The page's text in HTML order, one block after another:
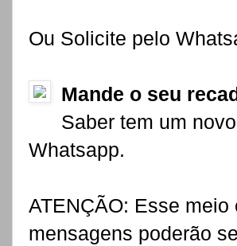
Ou Solicite pelo
Mande o seu
Saber tem um
Whatsapp.
ATENÇÃO: Esse
mensagens poderão